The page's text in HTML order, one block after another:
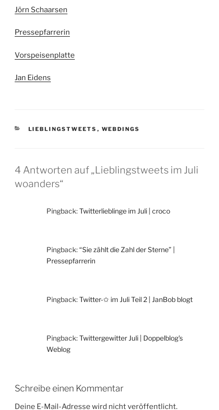
Jörn Schaarsen
Pressepfarrerin
Vorspeisenplatte
Jan Eidens
KATEGORIEN
LIEBLINGSTWEETS , WEBDINGS
4 Antworten auf „Lieblingstweets im Juli
woanders“
Pingback:Twitterlieblinge im Juli | croco
Pingback:“Sie zählt die Zahl der Sterne” |
Pressepfarrerin
Pingback:Twitter-✩ im Juli Teil 2 | JanBob blogt
Pingback:Twittergewitter Juli | Doppelblog's
Weblog
Schreibe einen Kommentar
Deine E-Mail-Adresse wird nicht veröffentlicht.